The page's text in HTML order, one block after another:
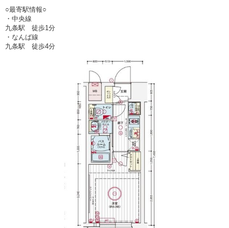
○最寄駅情報○
・中央線
九条駅 徒歩1分
・なんば線
九条駅 徒歩4分